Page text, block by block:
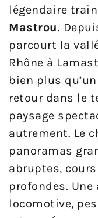
légendaire
Mastrou.
parcourt la
Rhône à
bien plus
retour dans le
paysage
autrement. Le
panoramas
abruptes,
profondes.
locomotive,